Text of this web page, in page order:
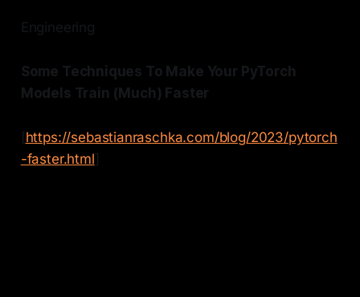
Engineering
Some Techniques To Make Your PyTorch
Models Train (Much) Faster
[https://sebastianraschka.com/blog/2023/pytorch
-faster.html]